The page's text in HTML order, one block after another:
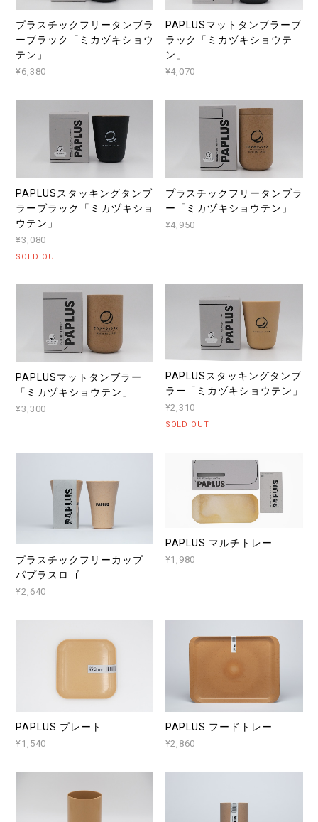
プラスチックフリータンブラ
ーブラック「ミカヅキショウ
テン」
¥6,380
PAPLUSマットタンブラーブ
ラック「ミカヅキショウテ
ン」
¥4,070
PAPLUSスタッキングタンブ
ラーブラック「ミカヅキショ
ウテン」
¥3,080
SOLD OUT
プラスチックフリータンブラ
ー「ミカヅキショウテン」
¥4,950
PAPLUSマットタンブラー
「ミカヅキショウテン」
¥3,300
PAPLUSスタッキングタンブ
ラー「ミカヅキショウテン」
¥2,310
SOLD OUT
プラスチックフリーカップ
パプラスロゴ
¥2,640
PAPLUS マルチトレー
¥1,980
PAPLUS プレート
¥1,540
PAPLUS フードトレー
¥2,860